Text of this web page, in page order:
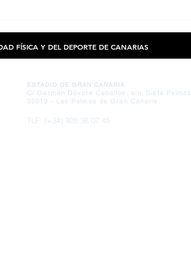
FÍSICA Y DEL DEPORTE DE CANARIAS
ESTADIO DE GRAN CANARIA
C/ Germán Dévora Ceballos, s/n. Siete Palmas
35019 - Las Palmas de Gran Canaria
TLF: (+34) 928 36 07 45